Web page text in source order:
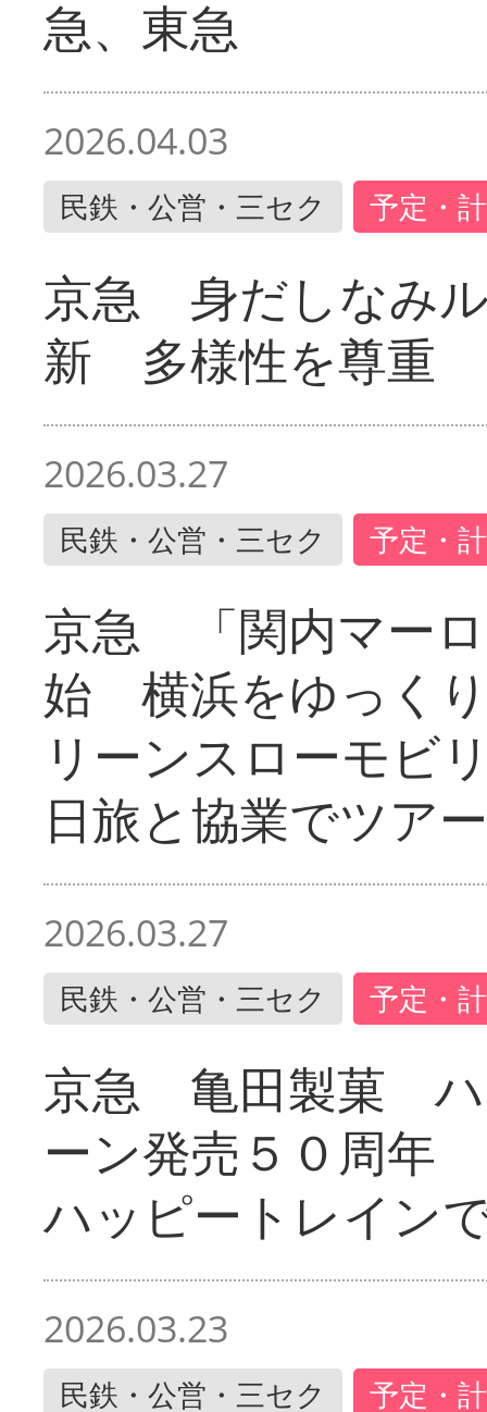
急、東急
2026.04.03
民鉄・公営・三セク 予定・
京急 身だしなみ
新 多様性を尊重
2026.03.27
民鉄・公営・三セク 予定・
京急 「関内マー
始 横浜をゆっく
リーンスローモ
日旅と協業でツアー
2026.03.27
民鉄・公営・三セク 予定・
京急 亀田製菓 ハ
ーン発売５０周年
ハッピートレイン
2026.03.23
民鉄・公営・三セク 予定・